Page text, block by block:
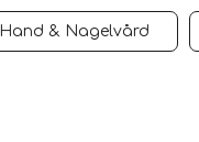
Hand & Nagelvård